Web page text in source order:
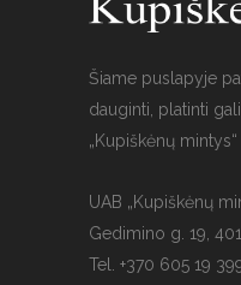
Šiame puslapyje
dauginti, platinti
„Kupiškėnų mintys“
UAB „Kupiškėnų
Gedimino g. 19,
Tel. +370 605 19